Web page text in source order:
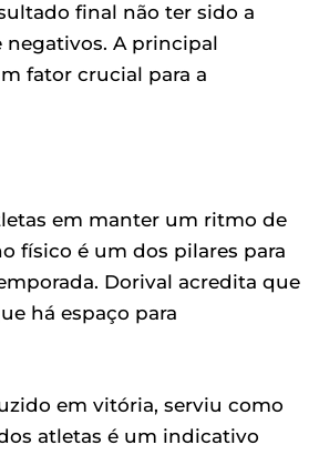
final não ter sido a
A principal
fator crucial para a
em manter um ritmo de
físico é um dos pilares para
Dorival acredita que
há espaço para
em vitória, serviu como
atletas é um indicativo